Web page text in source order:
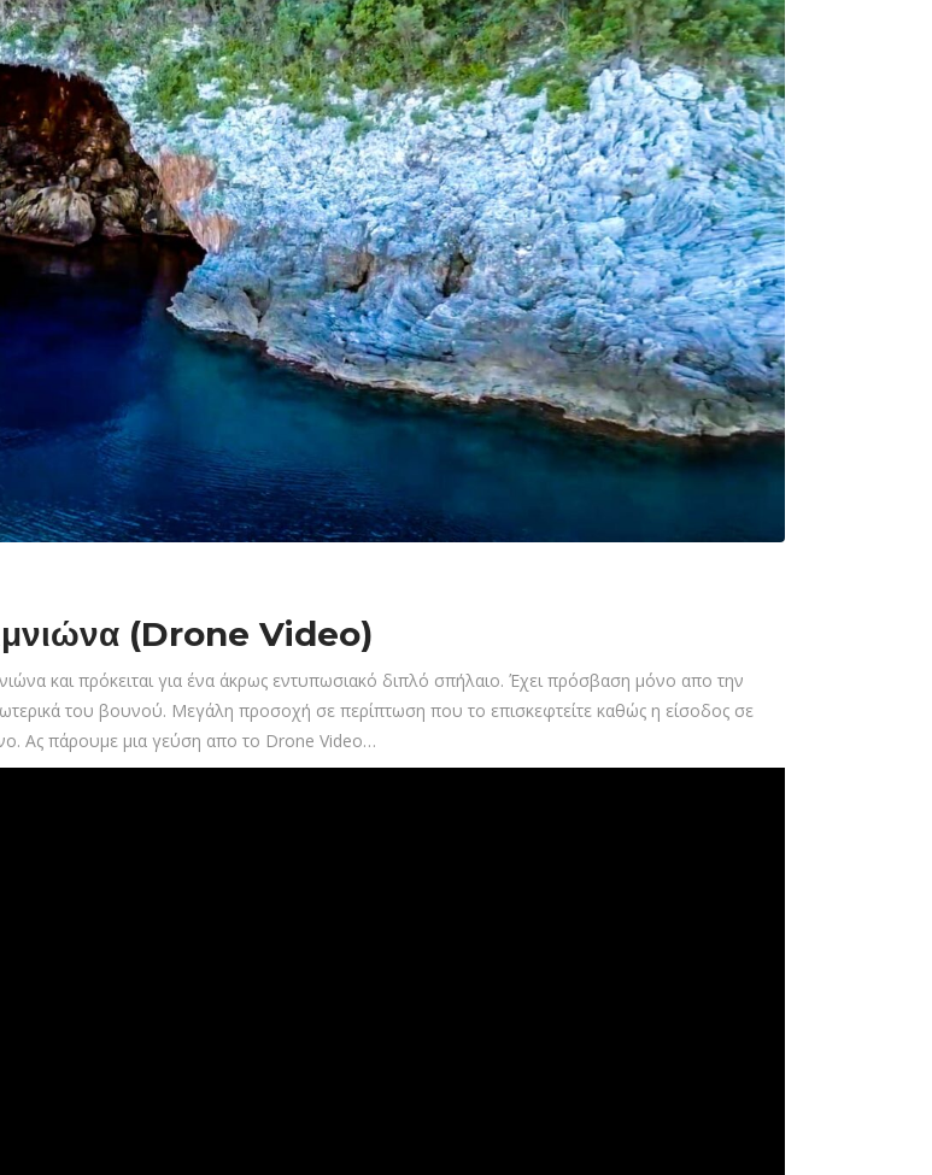
(Drone Video)
και πρόκειται για ένα άκρως εντυπωσιακό διπλό σπήλαιο. Έχει πρόσβαση μόνο απο την
του βουνού. Μεγάλη προσοχή σε περίπτωση που το επισκεφτείτε καθώς η είσοδος σε
Ας πάρουμε μια γεύση απο το Drone Video…